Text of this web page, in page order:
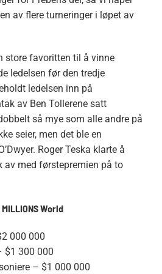
av flere turneringer i løpet av
store favoritten til å vinne
ledelsen før den tredje
ledelsen inn på
av Ben Tollerene satt
så mye som alle andre på
seier, men det ble en
Roger Teska klarte å
av med førstepremien på to
World
000 000
$1 300 000
– $1 000 000